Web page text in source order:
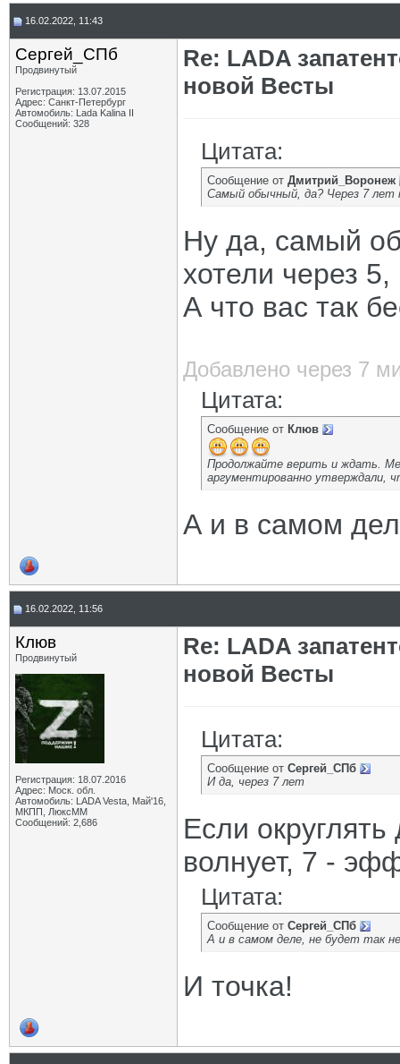
16.02.2022, 11:43
Сергей_СПб
Продвинутый
Регистрация: 13.07.2015
Адрес: Санкт-Петербург
Автомобиль: Lada Kalina II
Сообщений: 328
Re: LADA
новой Весты
Цитата:
Сообщение от Дмитрий_Воронеж
Самый обычный, да? Через 7 лет
Ну да, самый
хотели через
А что вас так
Добавлено через 7
Цитата:
Сообщение от Клюв
Продолжайте верить и ждать.
аргументированно утверждали,
А и в самом
16.02.2022, 11:56
Клюв
Продвинутый
Регистрация: 18.07.2016
Адрес: Моск. обл.
Автомобиль: LADA Vesta, Май'16,
МКПП, ЛюксММ
Сообщений: 2,686
Re: LADA
новой Весты
Цитата:
Сообщение от Сергей_СПб
И да, через 7 лет
Если округлять
волнует, 7 -
Цитата:
Сообщение от Сергей_СПб
А и в самом деле, не будет так
И точка!